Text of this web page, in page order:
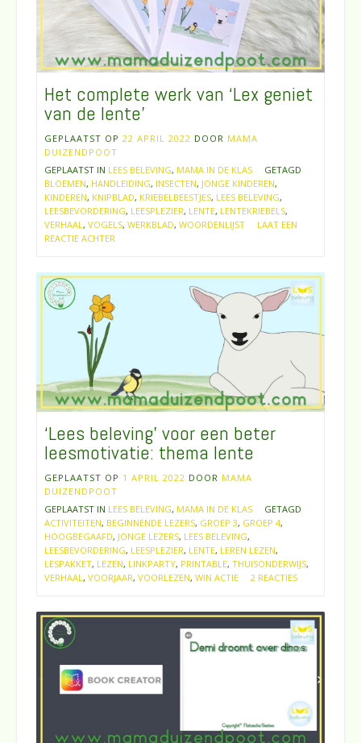
Het complete werk van ‘Lex geniet
van de lente’
GEPLAATST OP 22 APRIL 2022 DOOR MAMA
DUIZENDPOOT
GEPLAATST IN LEES BELEVING, MAMA IN DE KLAS
GETAGD
BLOEMEN, HANDLEIDING, INSECTEN, JONGE KINDEREN,
KINDEREN, KNIPBLAD, KRIEBELBEESTJES, LEES BELEVING,
LEESBEVORDERING, LEESPLEZIER, LENTE, LENTEKRIEBELS,
VERHAAL, VOGELS, WERKBLAD, WOORDENLIJST
LAAT EEN
REACTIE ACHTER
‘Lees beleving’ voor een beter
leesmotivatie: thema lente
GEPLAATST OP 1 APRIL 2022 DOOR MAMA
DUIZENDPOOT
GEPLAATST IN LEES BELEVING, MAMA IN DE KLAS
GETAGD
ACTIVITEITEN, BEGINNENDE LEZERS, GROEP 3, GROEP 4,
HOOGBEGAAFD, JONGE LEZERS, LEES BELEVING,
LEESBEVORDERING, LEESPLEZIER, LENTE, LEREN LEZEN,
LESPAKKET, LEZEN, LINKPARTY, PRINTABLE, THUISONDERWIJS,
VERHAAL , VOORJAAR, VOORLEZEN, WIN ACTIE 2 REACTIES